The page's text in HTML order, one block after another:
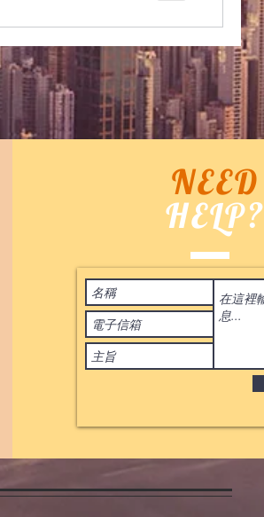
by ASIA BID CO. All rights reserved. 香港
NEED
HELP?